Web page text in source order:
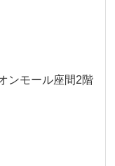
ンモール座間2階